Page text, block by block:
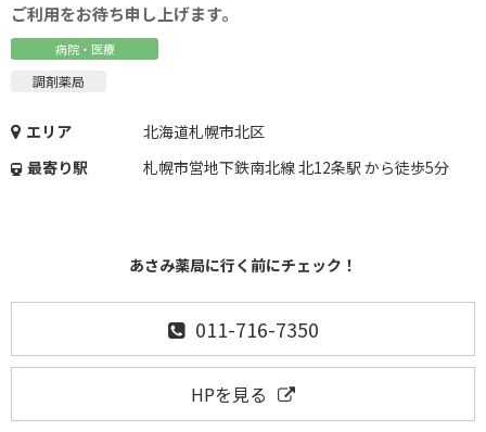
ご利用をお待ち申し上げます。
病院・医療
調剤薬局
エリア
北海道札幌市北区
最寄り駅
札幌市営地下鉄南北線 北12条駅 から徒歩5分
あさみ薬局に行く前にチェック！
011-716-7350
HPを見る